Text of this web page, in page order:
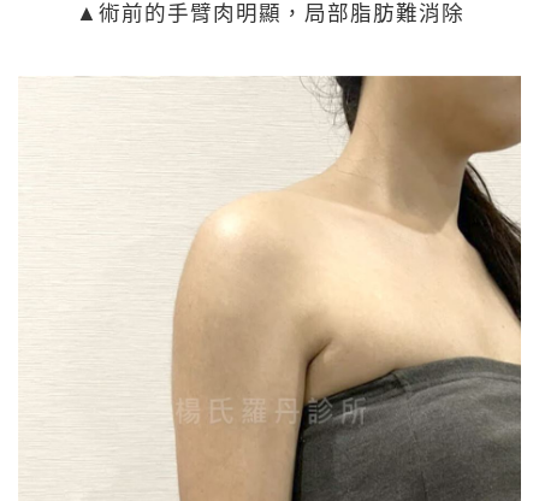
▲術前的手臂肉明顯，局部脂肪難消除